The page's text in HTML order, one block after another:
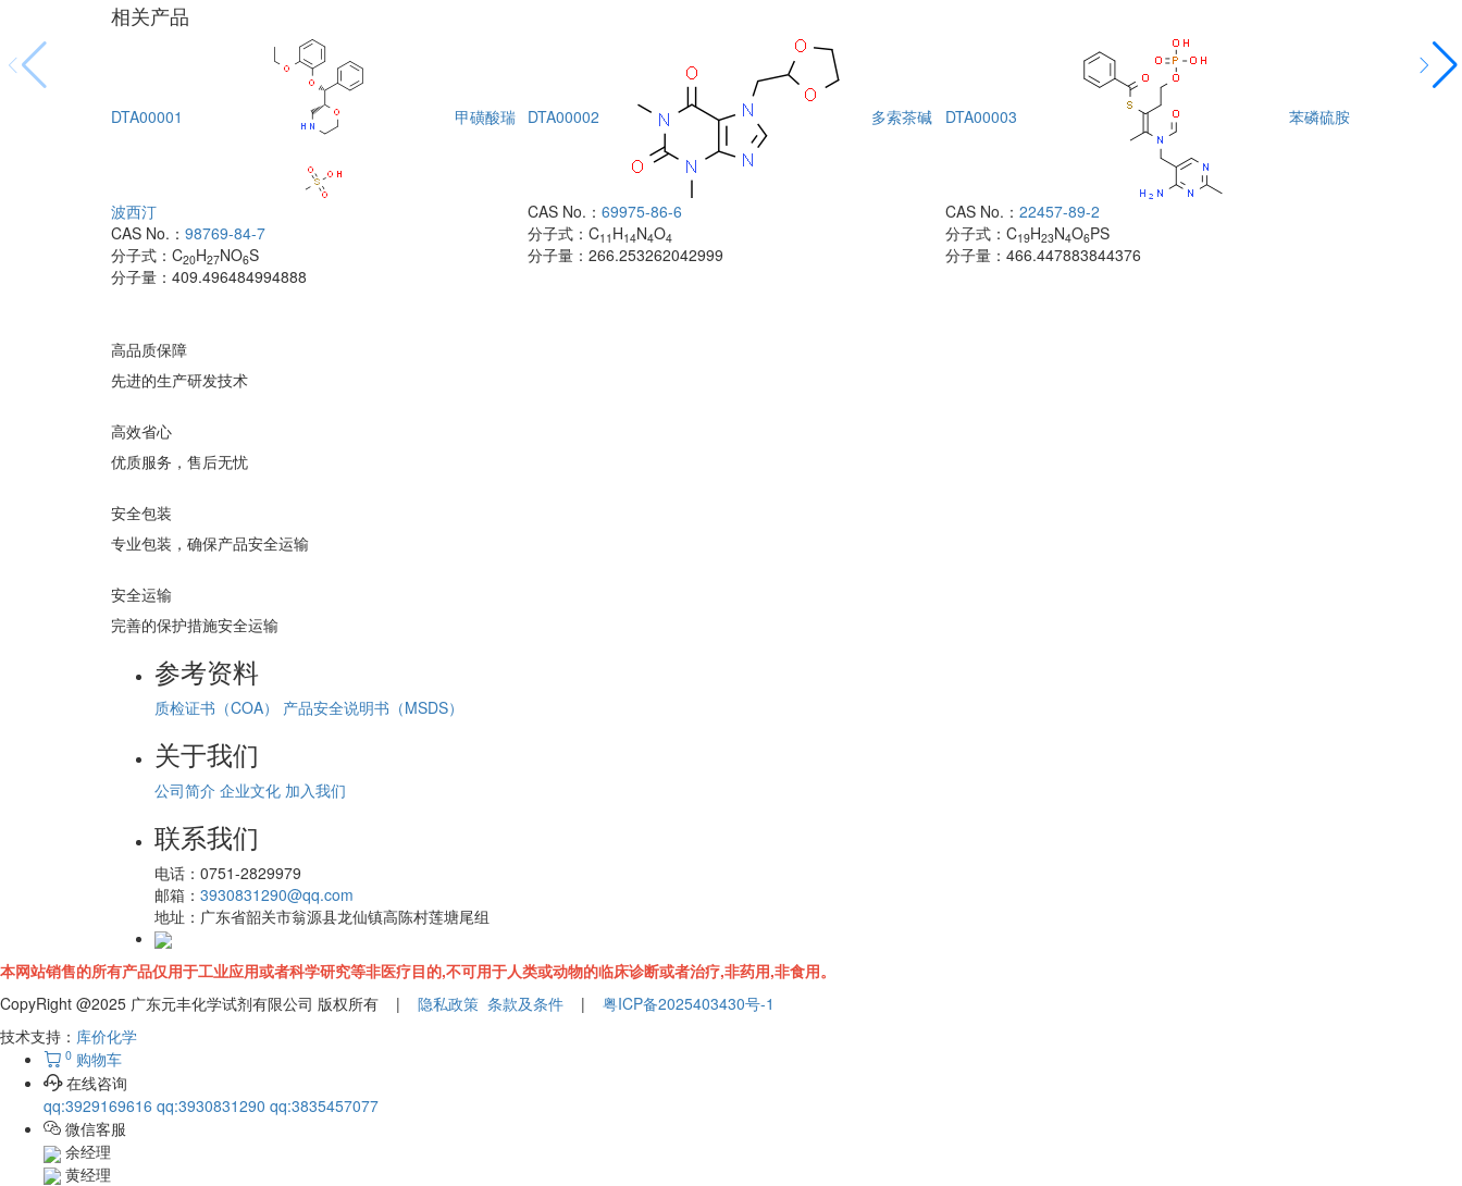
相关产品
DTA00001 甲磺酸瑞
波西汀
CAS No.： 98769-84-7
分子式： C20H27NO6S
分子量： 409.496484994888
DTA00002 多索茶碱
CAS No.：69975-86-6
分子式：C11 H14N4O4
分子量：266.253262042999
DTA00003 苯磷硫胺
CAS No.： 22457-89-2
分子式： C19H23N4O6PS
分子量： 466.447883844376
高品质保障
先进的生产研发技术
高效省心
优质服务，售后无忧
安全包装
专业包装，确保产品安全运输
安全运输
完善的保护措施安全运输
参考资料
质检证书（COA） 产品安全说明书（MSDS）
关于我们
公司简介 企业文化 加入我们
联系我们
电话： 0751-2829979
邮箱： 3930831290@qq.com
地址： 广东省韶关市翁源县龙仙镇高陈村莲塘尾组
本网站销售的所有产品仅用于工业应用或者科学研究等非医疗目的,不可用于人类或动物的临床诊断或者治疗,非药用,非食用。
CopyRight @2025 广东元丰化学试剂有限公司 版权所有 | 隐私政策 条款及条件 | 粤ICP备2025403430号-1
技术支持： 库价化学
0 购物车
在线咨询
qq:3929169616 qq:3930831290 qq:3835457077
微信客服
余经理
黄经理